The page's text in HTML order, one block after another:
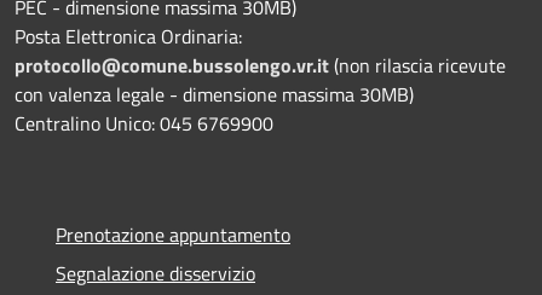
PEC - dimensione massima 30MB)
Posta Elettronica Ordinaria:
protocollo@comune.bussolengo.vr.it(non rilascia ricevute
con valenza legale - dimensione massima 30MB)
Centralino Unico: 045 6769900
Prenotazione appuntamento
Segnalazione disservizio